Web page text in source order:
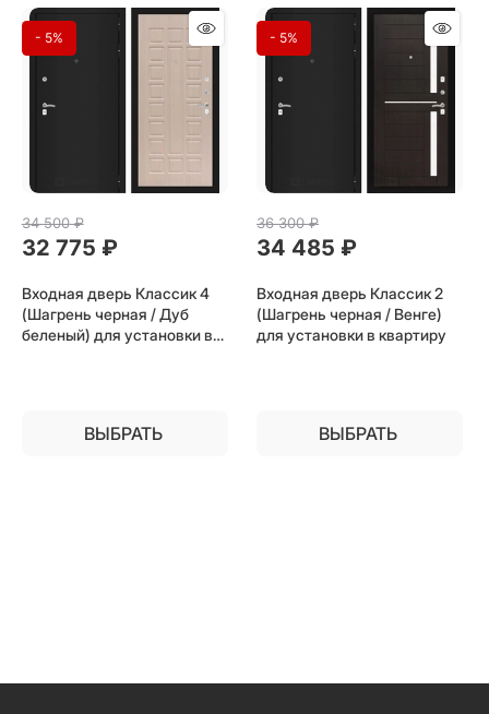
- 5%
34 500 ₽
32 775 ₽
Входная дверь Классик 4
(Шагрень черная / Дуб
беленый) для установки в
ВЫБРАТЬ
- 5%
36 300 ₽
34 485 ₽
Входная дверь Классик 2
(Шагрень черная / Венге)
для установки в квартиру
ВЫБРАТЬ